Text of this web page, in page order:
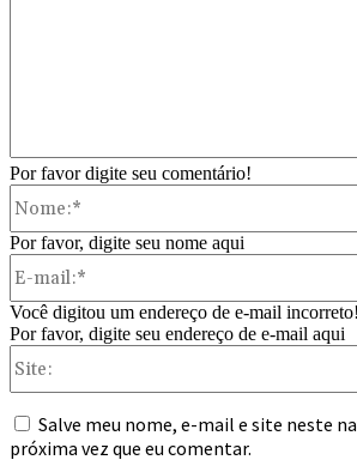
Por favor digite seu comentário!
Por favor, digite seu nome aqui
Você digitou um endereço de e-mail incorreto!
Por favor, digite seu endereço de e-mail aqui
Salve meu nome, e-mail e site neste
próxima vez que eu comentar.